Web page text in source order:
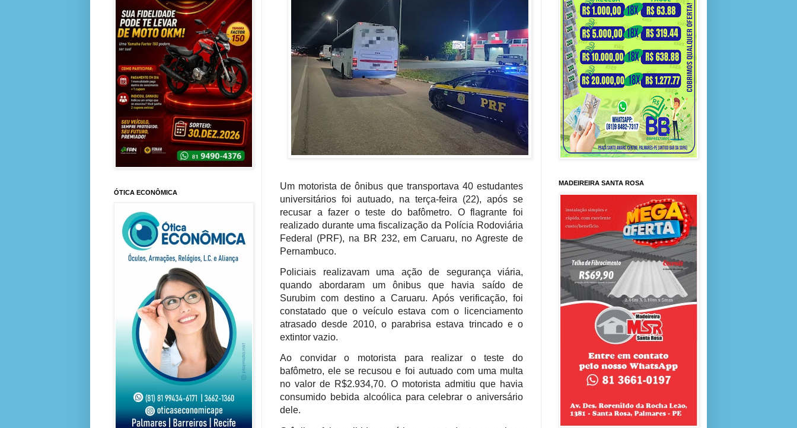
Um motorista de ônibus que transportava 40 estudantes
universitários foi autuado, na terça-feira (22), após se
recusar a fazer o teste do bafômetro. O flagrante foi
realizado durante uma fiscalização da Polícia Rodoviária
Federal (PRF), na BR 232, em Caruaru, no Agreste de
Pernambuco.
Policiais realizavam uma ação de segurança viária,
quando abordaram um ônibus que havia saído de
Surubim com destino a Caruaru. Após verificação, foi
constatado que o veículo estava com o licenciamento
atrasado desde 2010, o parabrisa estava trincado e o
extintor vazio.
Ao convidar o motorista para realizar o teste do
bafômetro, ele se recusou e foi autuado com uma multa
no valor de R$2.934,70. O motorista admitiu que havia
consumido bebida alcoólica para celebrar o aniversário
dele.
ÓTICA ECONÔMICA
MADEIREIRA SANTA ROSA